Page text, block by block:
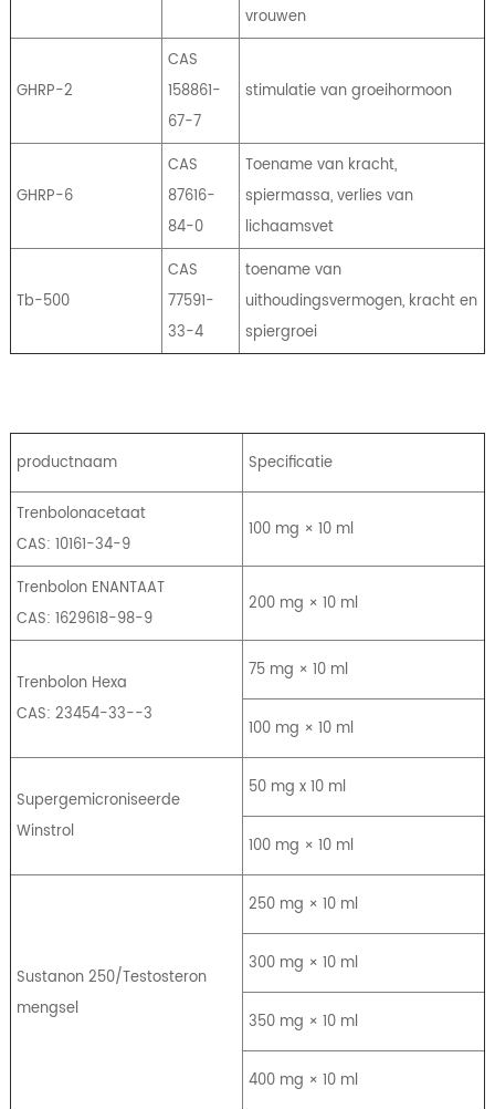
vrouwen
GHRP-2
CAS
158861-
67-7
stimulatie van groeihormoon
GHRP-6
CAS
87616-
84-0
Toename van kracht,
spiermassa, verlies van
lichaamsvet
Tb-500
CAS
77591-
33-4
toename van
uithoudingsvermogen, kracht en
spiergroei
productnaam Specificatie
Trenbolonacetaat
CAS: 10161-34-9
100 mg × 10 ml
Trenbolon ENANTAAT
CAS: 1629618-98-9
200 mg × 10 ml
Trenbolon Hexa
CAS: 23454-33--3
75 mg × 10 ml
100 mg × 10 ml
Supergemicroniseerde
Winstrol
50 mg x 10 ml
100 mg × 10 ml
Sustanon 250/Testosteron
mengsel
250 mg × 10 ml
300 mg × 10 ml
350 mg × 10 ml
400 mg × 10 ml